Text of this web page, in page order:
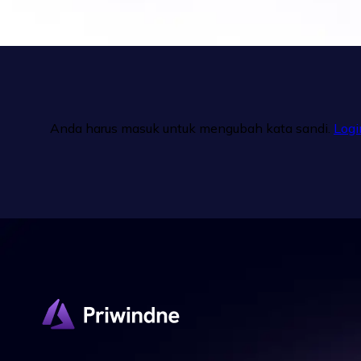
Anda harus masuk untuk mengubah kata sandi.